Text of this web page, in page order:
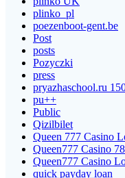
plinko_pl
poezenboot-gent.be
Post
posts
Pozyczki
press
pryazhaschool.ru
pu++
Public
Qizilbilet
Queen 777 Casino
Queen777 Casino
Queen777 Casino
quick payday loan